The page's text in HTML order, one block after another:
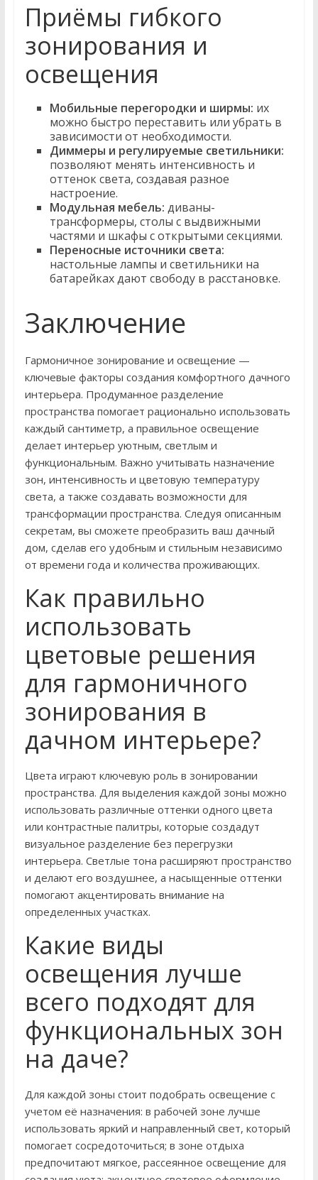
Приёмы гибкого
зонирования и
освещения
Мобильные перегородки и ширмы: их
можно быстро переставить или убрать в
зависимости от необходимости.
Диммеры и регулируемые светильники:
позволяют менять интенсивность и
оттенок света, создавая разное
настроение.
Модульная мебель: диваны-
трансформеры, столы с выдвижными
частями и шкафы с открытыми секциями.
Переносные источники света:
настольные лампы и светильники на
батарейках дают свободу в расстановке.
Заключение
Гармоничное зонирование и освещение —
ключевые факторы создания комфортного дачного
интерьера. Продуманное разделение
пространства помогает рационально использовать
каждый сантиметр, а правильное освещение
делает интерьер уютным, светлым и
функциональным. Важно учитывать назначение
зон, интенсивность и цветовую температуру
света, а также создавать возможности для
трансформации пространства. Следуя описанным
секретам, вы сможете преобразить ваш дачный
дом, сделав его удобным и стильным независимо
от времени года и количества проживающих.
Как правильно
использовать
цветовые решения
для гармоничного
зонирования в
дачном интерьере?
Цвета играют ключевую роль в зонировании
пространства. Для выделения каждой зоны можно
использовать различные оттенки одного цвета
или контрастные палитры, которые создадут
визуальное разделение без перегрузки
интерьера. Светлые тона расширяют пространство
и делают его воздушнее, а насыщенные оттенки
помогают акцентировать внимание на
определенных участках.
Какие виды
освещения лучше
всего подходят для
функциональных зон
на даче?
Для каждой зоны стоит подобрать освещение с
учетом её назначения: в рабочей зоне лучше
использовать яркий и направленный свет, который
помогает сосредоточиться; в зоне отдыха
предпочитают мягкое, рассеянное освещение для